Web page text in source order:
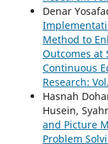
Denar
Method to
Outcomes at
Continuous
Research:
Hasnah
Husein,
and Picture
Problem